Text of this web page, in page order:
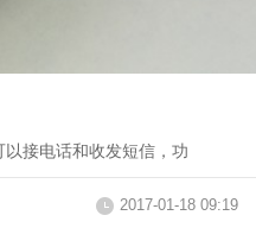
接电话和收发短信，功
2017-01-18 09:19